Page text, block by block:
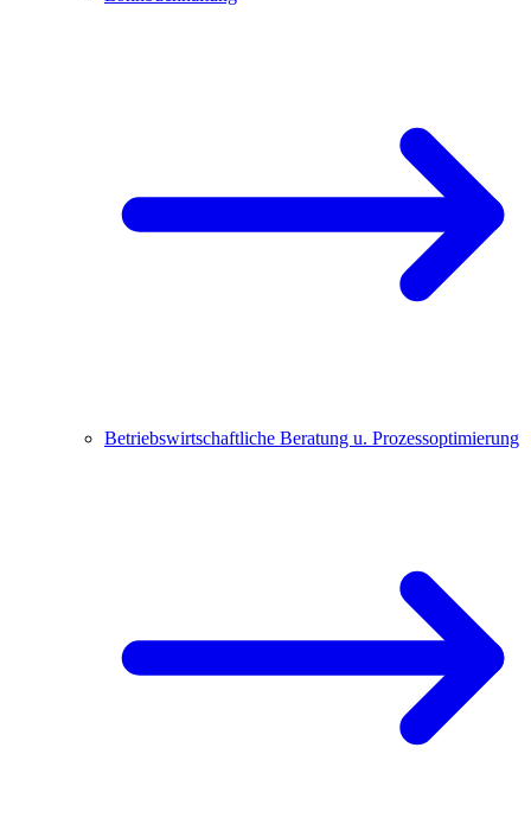
Betriebswirtschaftliche Beratung u. Prozessoptimierung